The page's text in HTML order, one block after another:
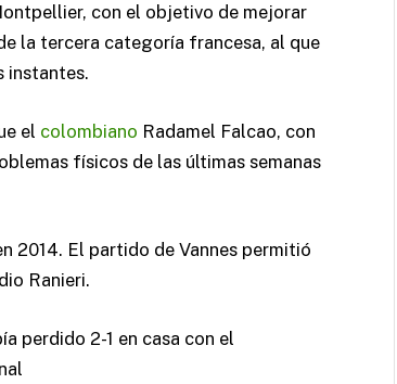
con el objetivo de mejorar
la tercera categoría francesa, al que
instantes.
el colombiano Radamel Falcao, con
físicos de las últimas semanas
2014. El partido de Vannes permitió
Ranieri.
perdido 2-1 en casa con el